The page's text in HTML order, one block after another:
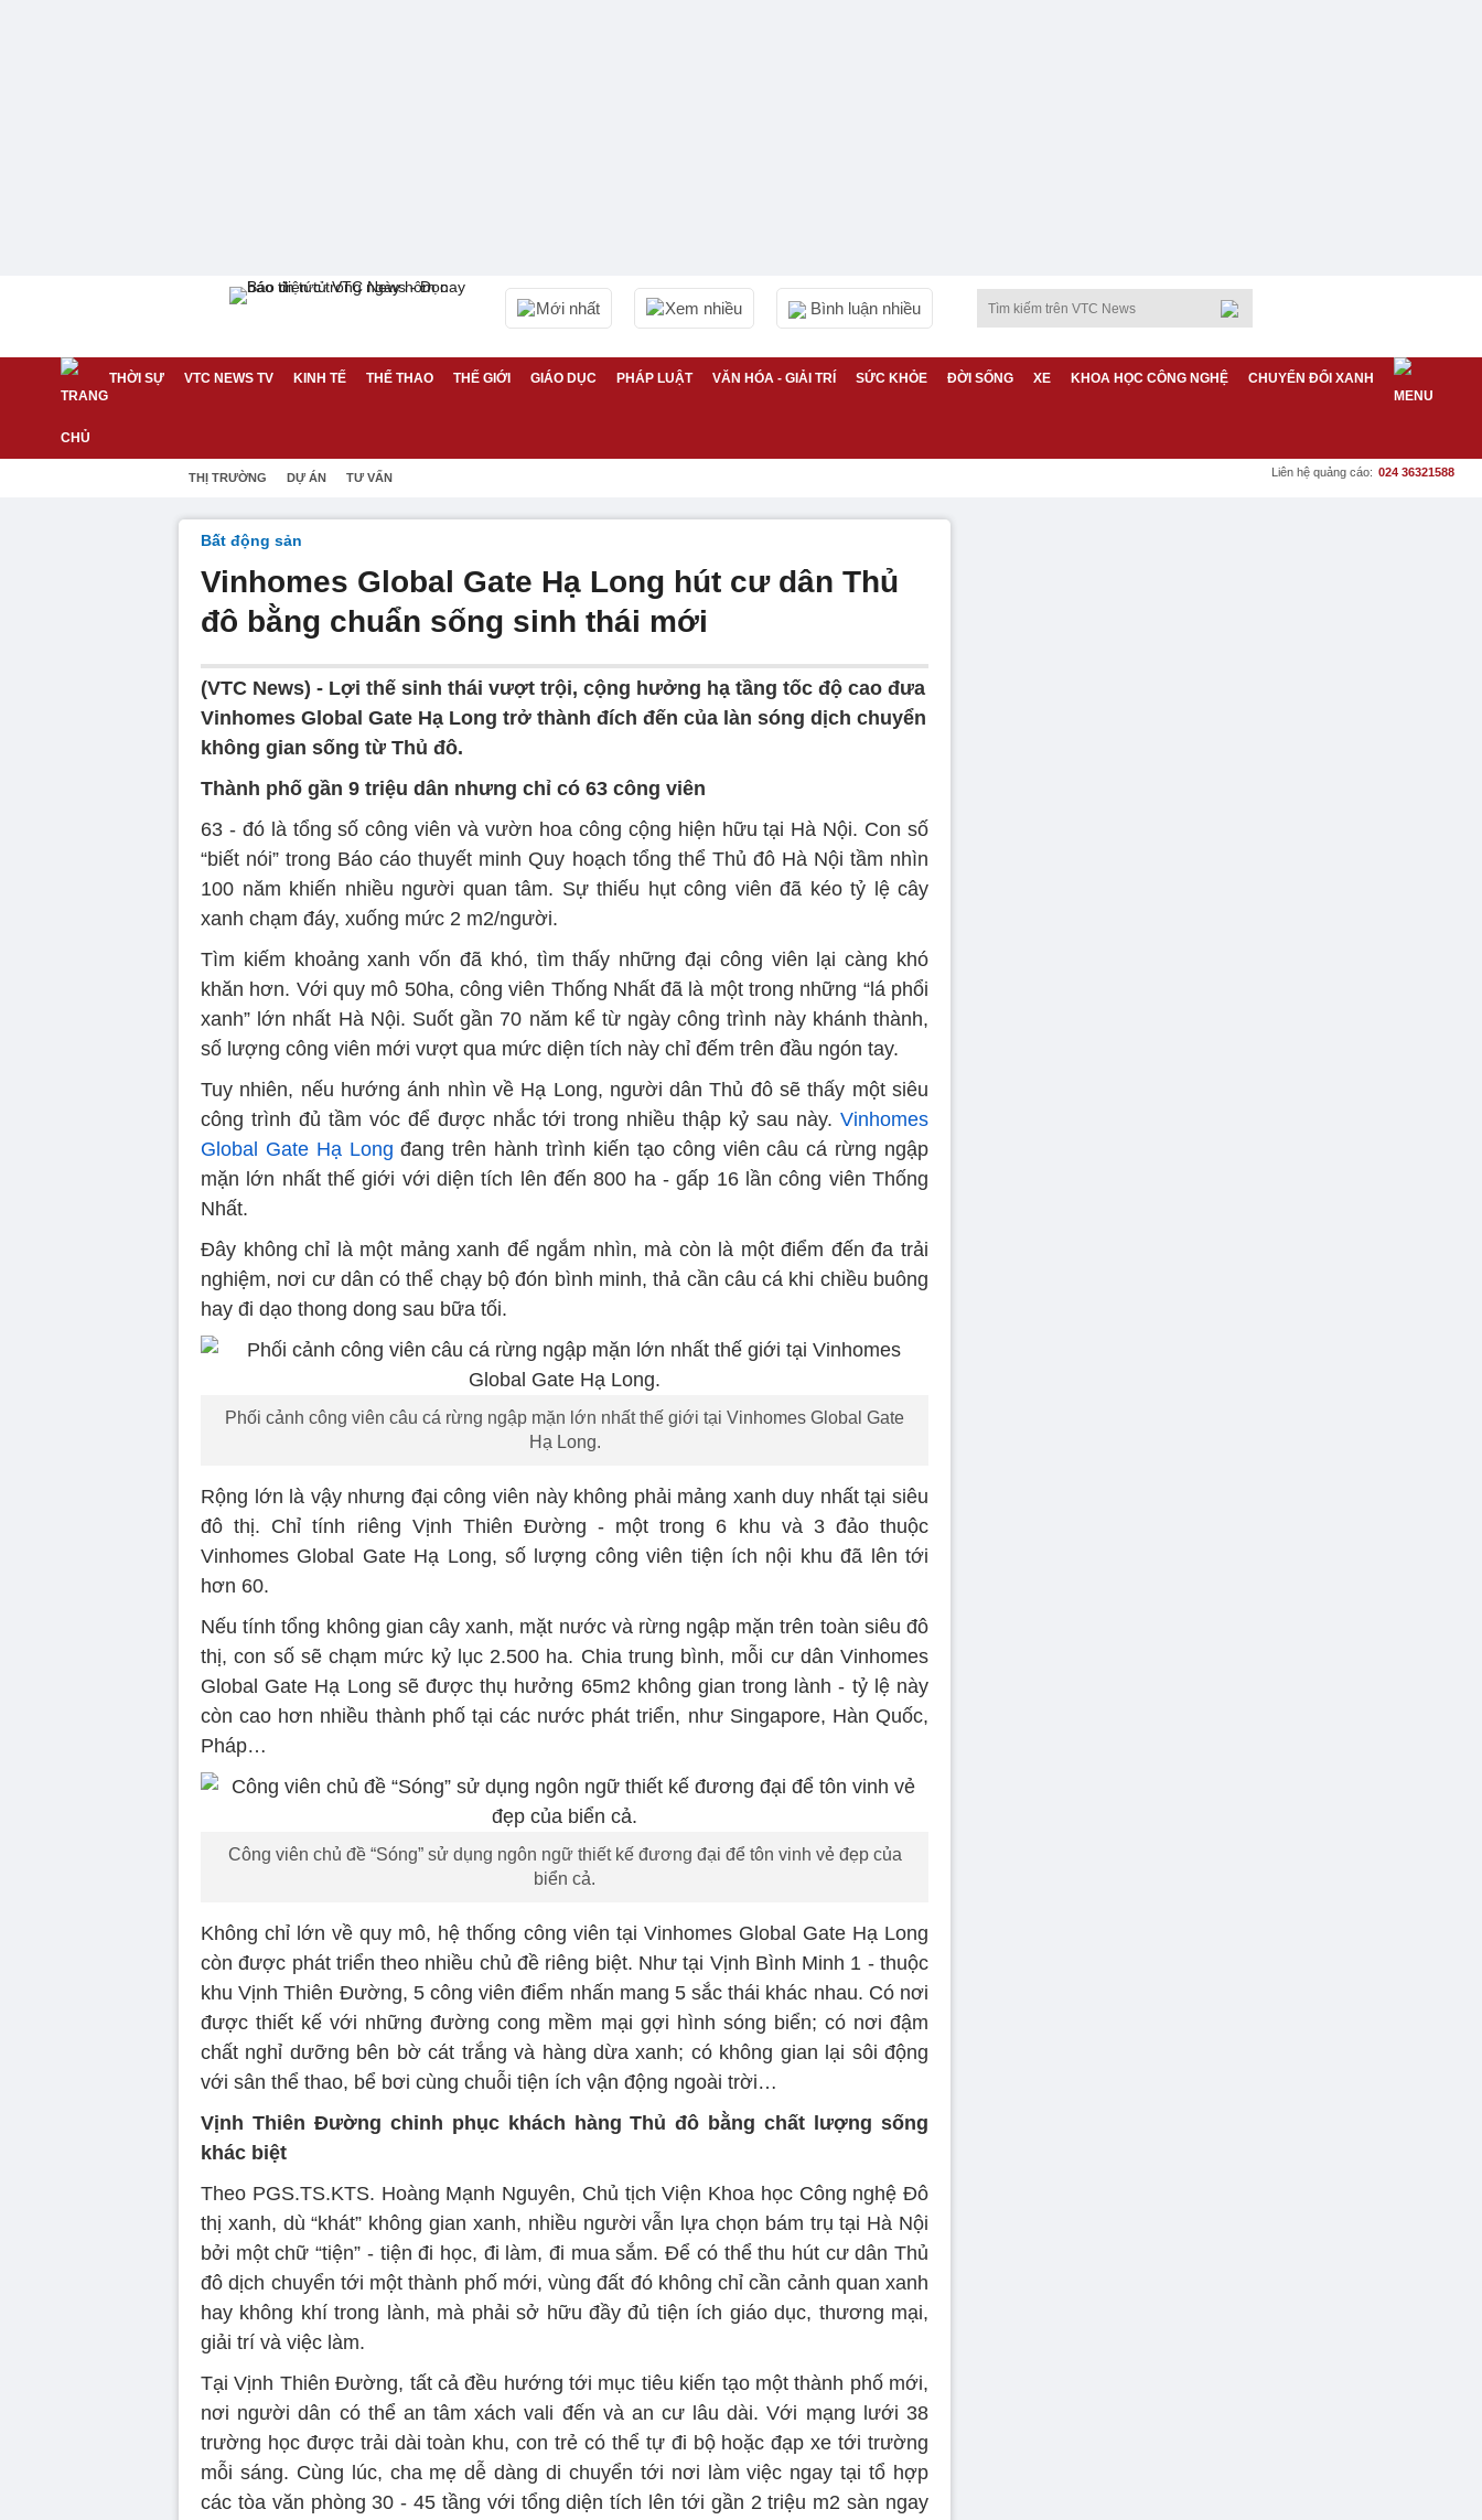
Mới nhất Xem nhiều Bình luận nhiều
THỜI SỰ VTC NEWS TV KINH TẾ THỂ THAO THẾ GIỚI GIÁO DỤC PHÁP LUẬT VĂN HÓA - GIẢI TRÍ SỨC KHỎE ĐỜI SỐNG XE KHOA HỌC CÔNG NGHỆ CHUYỂN ĐỔI XANH
THỊ TRƯỜNG DỰ ÁN TƯ VẤN Liên hệ quảng cáo: 024 36321588
Bất động sản
Vinhomes Global Gate Hạ Long hút cư dân Thủ
đô bằng chuẩn sống sinh thái mới
(VTC News) - Lợi thế sinh thái vượt trội, cộng hưởng hạ tầng tốc độ cao đưa
Vinhomes Global Gate Hạ Long trở thành đích đến của làn sóng dịch chuyển
không gian sống từ Thủ đô.
Thành phố gần 9 triệu dân nhưng chỉ có 63 công viên
63 - đó là tổng số công viên và vườn hoa công cộng hiện hữu tại Hà Nội. Con số
“biết nói” trong Báo cáo thuyết minh Quy hoạch tổng thể Thủ đô Hà Nội tầm nhìn
100 năm khiến nhiều người quan tâm. Sự thiếu hụt công viên đã kéo tỷ lệ cây
xanh chạm đáy, xuống mức 2 m2/người.
Tìm kiếm khoảng xanh vốn đã khó, tìm thấy những đại công viên lại càng khó
khăn hơn. Với quy mô 50ha, công viên Thống Nhất đã là một trong những “lá phổi
xanh” lớn nhất Hà Nội. Suốt gần 70 năm kể từ ngày công trình này khánh thành,
số lượng công viên mới vượt qua mức diện tích này chỉ đếm trên đầu ngón tay.
Tuy nhiên, nếu hướng ánh nhìn về Hạ Long, người dân Thủ đô sẽ thấy một siêu
công trình đủ tầm vóc để được nhắc tới trong nhiều thập kỷ sau này. Vinhomes
Global Gate Hạ Long đang trên hành trình kiến tạo công viên câu cá rừng ngập
mặn lớn nhất thế giới với diện tích lên đến 800 ha - gấp 16 lần công viên Thống
Nhất.
Đây không chỉ là một mảng xanh để ngắm nhìn, mà còn là một điểm đến đa trải
nghiệm, nơi cư dân có thể chạy bộ đón bình minh, thả cần câu cá khi chiều buông
hay đi dạo thong dong sau bữa tối.
Phối cảnh công viên câu cá rừng ngập mặn lớn nhất thế giới tại Vinhomes Global Gate
Hạ Long.
Rộng lớn là vậy nhưng đại công viên này không phải mảng xanh duy nhất tại siêu
đô thị. Chỉ tính riêng Vịnh Thiên Đường - một trong 6 khu và 3 đảo thuộc
Vinhomes Global Gate Hạ Long, số lượng công viên tiện ích nội khu đã lên tới
hơn 60.
Nếu tính tổng không gian cây xanh, mặt nước và rừng ngập mặn trên toàn siêu đô
thị, con số sẽ chạm mức kỷ lục 2.500 ha. Chia trung bình, mỗi cư dân Vinhomes
Global Gate Hạ Long sẽ được thụ hưởng 65m2 không gian trong lành - tỷ lệ này
còn cao hơn nhiều thành phố tại các nước phát triển, như Singapore, Hàn Quốc,
Pháp…
Công viên chủ đề “Sóng” sử dụng ngôn ngữ thiết kế đương đại để tôn vinh vẻ đẹp của
biển cả.
Không chỉ lớn về quy mô, hệ thống công viên tại Vinhomes Global Gate Hạ Long
còn được phát triển theo nhiều chủ đề riêng biệt. Như tại Vịnh Bình Minh 1 - thuộc
khu Vịnh Thiên Đường, 5 công viên điểm nhấn mang 5 sắc thái khác nhau. Có nơi
được thiết kế với những đường cong mềm mại gợi hình sóng biển; có nơi đậm
chất nghỉ dưỡng bên bờ cát trắng và hàng dừa xanh; có không gian lại sôi động
với sân thể thao, bể bơi cùng chuỗi tiện ích vận động ngoài trời…
Vịnh Thiên Đường chinh phục khách hàng Thủ đô bằng chất lượng sống
khác biệt
Theo PGS.TS.KTS. Hoàng Mạnh Nguyên, Chủ tịch Viện Khoa học Công nghệ Đô
thị xanh, dù “khát” không gian xanh, nhiều người vẫn lựa chọn bám trụ tại Hà Nội
bởi một chữ “tiện” - tiện đi học, đi làm, đi mua sắm. Để có thể thu hút cư dân Thủ
đô dịch chuyển tới một thành phố mới, vùng đất đó không chỉ cần cảnh quan xanh
hay không khí trong lành, mà phải sở hữu đầy đủ tiện ích giáo dục, thương mại,
giải trí và việc làm.
Tại Vịnh Thiên Đường, tất cả đều hướng tới mục tiêu kiến tạo một thành phố mới,
nơi người dân có thể an tâm xách vali đến và an cư lâu dài. Với mạng lưới 38
trường học được trải dài toàn khu, con trẻ có thể tự đi bộ hoặc đạp xe tới trường
mỗi sáng. Cùng lúc, cha mẹ dễ dàng di chuyển tới nơi làm việc ngay tại tổ hợp
các tòa văn phòng 30 - 45 tầng với tổng diện tích lên tới gần 2 triệu m2 sàn ngay